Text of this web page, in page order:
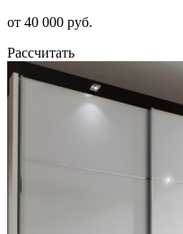
от 40 000 руб.
Рассчитать